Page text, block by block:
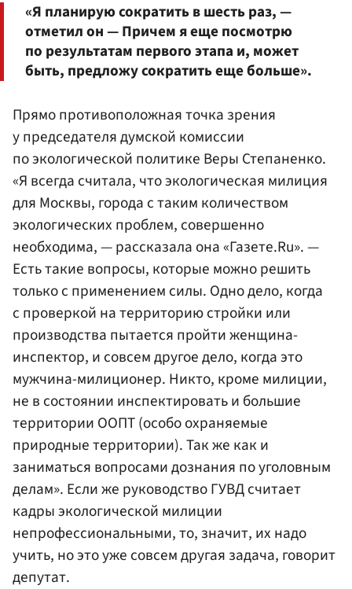
«Я планирую сократить в шесть раз, —
отметил он — Причем я еще посмотрю
по результатам первого этапа и, может
быть, предложу сократить еще больше».
Прямо противоположная точка зрения
у председателя думской комиссии
по экологической политике Веры Степаненко.
«Я всегда считала, что экологическая милиция
для Москвы, города с таким количеством
экологических проблем, совершенно
необходима, — рассказала она «Газете.Ru». —
Есть такие вопросы, которые можно решить
только с применением силы. Одно дело, когда
с проверкой на территорию стройки или
производства пытается пройти женщина-
инспектор, и совсем другое дело, когда это
мужчина-милиционер. Никто, кроме милиции,
не в состоянии инспектировать и большие
территории ООПТ (особо охраняемые
природные территории). Так же как и
заниматься вопросами дознания по уголовным
делам». Если же руководство ГУВД считает
кадры экологической милиции
непрофессиональными, то, значит, их надо
учить, но это уже совсем другая задача, говорит
депутат.